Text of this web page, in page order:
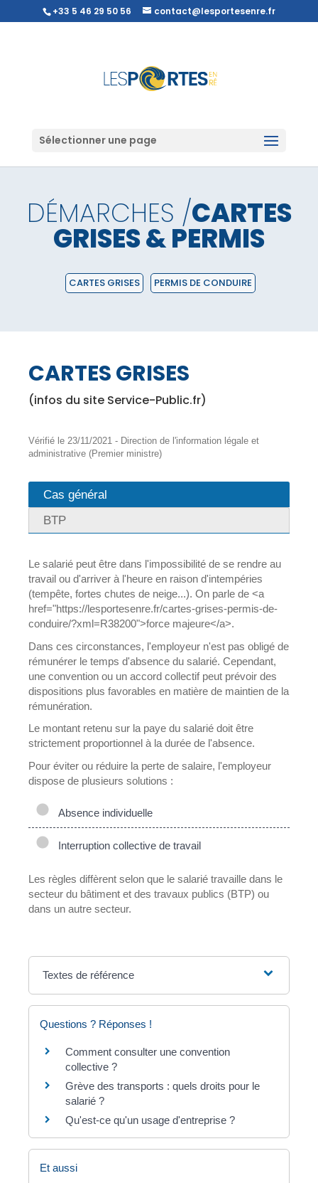
+33 5 46 29 50 56 contact@lesportesenre.fr
Sélectionner une page
DÉMARCHES /CARTES
GRISES & PERMIS
CARTES GRISES PERMIS DE CONDUIRE
CARTES GRISES
(infos du site Service-Public.fr)
Vérifié le 23/11/2021 - Direction de l'information légale et
administrative (Premier ministre)
Cas général
BTP
Le salarié peut être dans l'impossibilité de se rendre au
travail ou d'arriver à l'heure en raison d'intempéries
(tempête, fortes chutes de neige...). On parle de <a
href="https://lesportesenre.fr/cartes-grises-permis-de-
conduire/?xml=R38200">force majeure</a>.
Dans ces circonstances, l'employeur n'est pas obligé de
rémunérer le temps d'absence du salarié. Cependant,
une convention ou un accord collectif peut prévoir des
dispositions plus favorables en matière de maintien de la
rémunération.
Le montant retenu sur la paye du salarié doit être
strictement proportionnel à la durée de l'absence.
Pour éviter ou réduire la perte de salaire, l'employeur
dispose de plusieurs solutions :
Absence individuelle
Interruption collective de travail
Les règles diffèrent selon que le salarié travaille dans le
secteur du bâtiment et des travaux publics (BTP) ou
dans un autre secteur.
Textes de référence
Questions ? Réponses !
Comment consulter une convention
collective ?
Grève des transports : quels droits pour le
salarié ?
Qu'est-ce qu'un usage d'entreprise ?
Et aussi